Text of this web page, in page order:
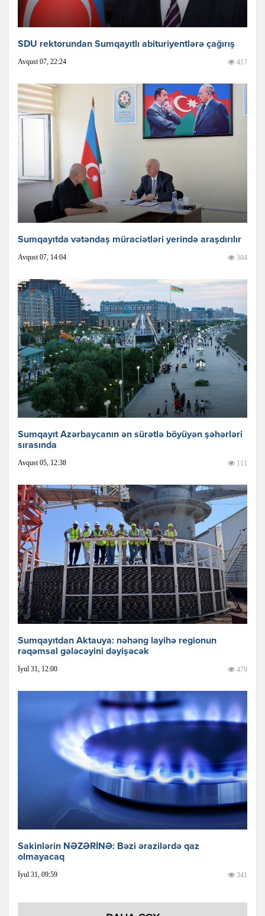
SDU rektorundan Sumqayıtlı abituriyentlərə çağırış
Avqust 07, 22:24 417
Sumqayıtda vətəndaş müraciətləri yerində araşdırılır
Avqust 07, 14:04 304
Sumqayıt Azərbaycanın ən sürətlə böyüyən şəhərləri
sırasında
Avqust 05, 12:38 111
Sumqayıtdan Aktauya: nəhəng layihə regionun
rəqəmsal gələcəyini dəyişəcək
İyul 31, 12:00 479
Sakinlərin NƏZƏRİNƏ: Bəzi ərazilərdə qaz
olmayacaq
İyul 31, 09:59 341